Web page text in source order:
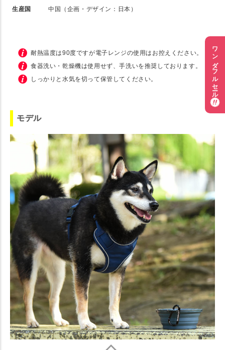
生産国
中国（企画・デザイン：日本）
耐熱温度は90度ですが電子レンジの使用はお控えください。
食器洗い・乾燥機は使用せず、手洗いを推奨しております。
しっかりと水気を切って保管してください。
モデル
ワンダフルセール